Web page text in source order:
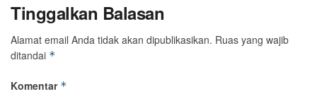
Tinggalkan Balasan
Alamat email Anda tidak akan dipublikasikan. Ruas yang wajib
ditandai *
Komentar *